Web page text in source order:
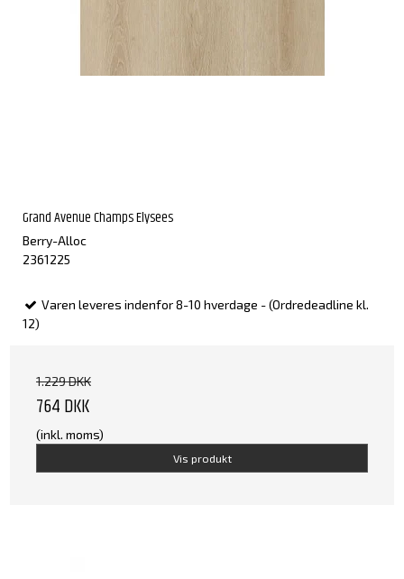
Grand Avenue Champs Elysees
Berry-Alloc
2361225
Varen leveres indenfor 8-10 hverdage - (Ordredeadline kl.
12)
1.229 DKK
764 DKK
(inkl. moms)
Vis produkt